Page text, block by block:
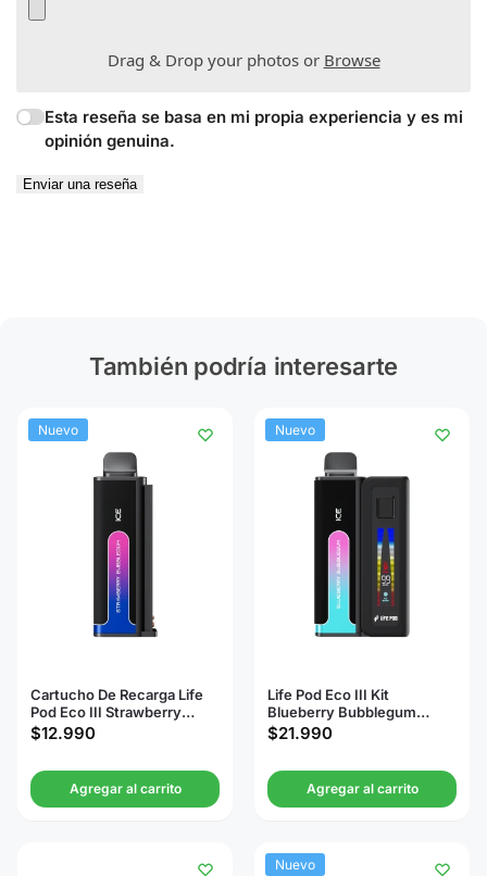
Drag & Drop your photos or Browse
Esta reseña se basa en mi propia experiencia y es mi
opinión genuina.
Enviar una reseña
También podría interesarte
Nuevo
Cartucho De Recarga Life
Pod Eco III Strawberry
Bubblegum 20000 Puffs
$12.990
Agregar al carrito
Nuevo
Life Pod Eco III Kit
Blueberry Bubblegum
20000 Puffs
$21.990
Agregar al carrito
Nuevo